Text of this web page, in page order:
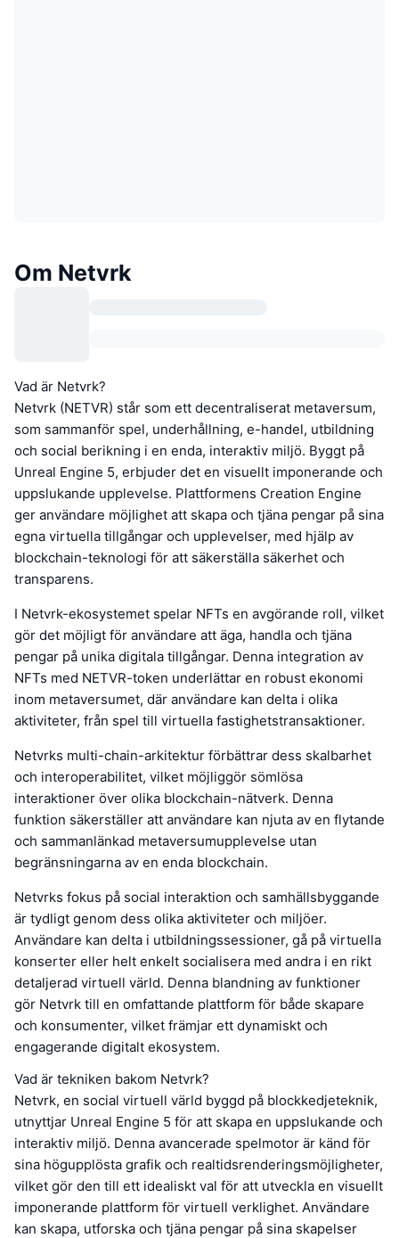
Om Netvrk
Vad är Netvrk?
Netvrk (NETVR) står som ett decentraliserat metaversum,
som sammanför spel, underhållning, e-handel, utbildning
och social berikning i en enda, interaktiv miljö. Byggt på
Unreal Engine 5, erbjuder det en visuellt imponerande och
uppslukande upplevelse. Plattformens Creation Engine
ger användare möjlighet att skapa och tjäna pengar på sina
egna virtuella tillgångar och upplevelser, med hjälp av
blockchain-teknologi för att säkerställa säkerhet och
transparens.
I Netvrk-ekosystemet spelar NFTs en avgörande roll, vilket
gör det möjligt för användare att äga, handla och tjäna
pengar på unika digitala tillgångar. Denna integration av
NFTs med NETVR-token underlättar en robust ekonomi
inom metaversumet, där användare kan delta i olika
aktiviteter, från spel till virtuella fastighetstransaktioner.
Netvrks multi-chain-arkitektur förbättrar dess skalbarhet
och interoperabilitet, vilket möjliggör sömlösa
interaktioner över olika blockchain-nätverk. Denna
funktion säkerställer att användare kan njuta av en flytande
och sammanlänkad metaversumupplevelse utan
begränsningarna av en enda blockchain.
Netvrks fokus på social interaktion och samhällsbyggande
är tydligt genom dess olika aktiviteter och miljöer.
Användare kan delta i utbildningssessioner, gå på virtuella
konserter eller helt enkelt socialisera med andra i en rikt
detaljerad virtuell värld. Denna blandning av funktioner
gör Netvrk till en omfattande plattform för både skapare
och konsumenter, vilket främjar ett dynamiskt och
engagerande digitalt ekosystem.
Vad är tekniken bakom Netvrk?
Netvrk, en social virtuell värld byggd på blockkedjeteknik,
utnyttjar Unreal Engine 5 för att skapa en uppslukande och
interaktiv miljö. Denna avancerade spelmotor är känd för
sina högupplösta grafik och realtidsrenderingsmöjligheter,
vilket gör den till ett idealiskt val för att utveckla en visuellt
imponerande plattform för virtuell verklighet. Användare
kan skapa, utforska och tjäna pengar på sina skapelser